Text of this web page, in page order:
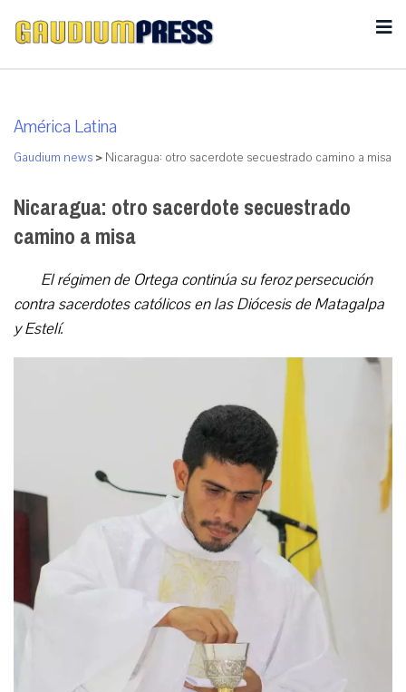
América Latina
Gaudium news > Nicaragua: otro sacerdote secuestrado camino a misa
Nicaragua: otro sacerdote secuestrado
camino a misa
El régimen de Ortega continúa su feroz persecución
contra sacerdotes católicos en las Diócesis de Matagalpa
y Estelí.